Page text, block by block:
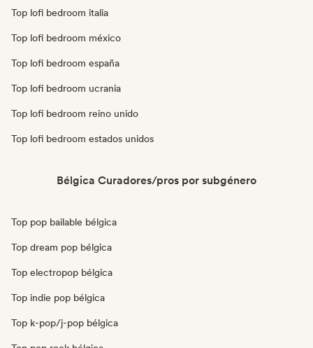
Top lofi bedroom italia
Top lofi bedroom méxico
Top lofi bedroom españa
Top lofi bedroom ucrania
Top lofi bedroom reino unido
Top lofi bedroom estados unidos
Bélgica Curadores/pros por subgénero
Top pop bailable bélgica
Top dream pop bélgica
Top electropop bélgica
Top indie pop bélgica
Top k-pop/j-pop bélgica